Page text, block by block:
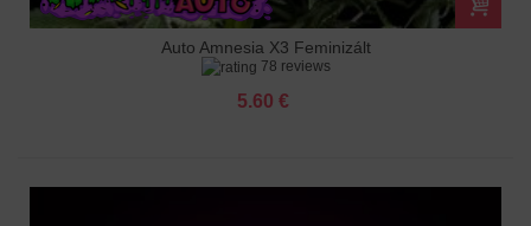
Auto Amnesia X3 Feminizált
78 reviews
5.60 €